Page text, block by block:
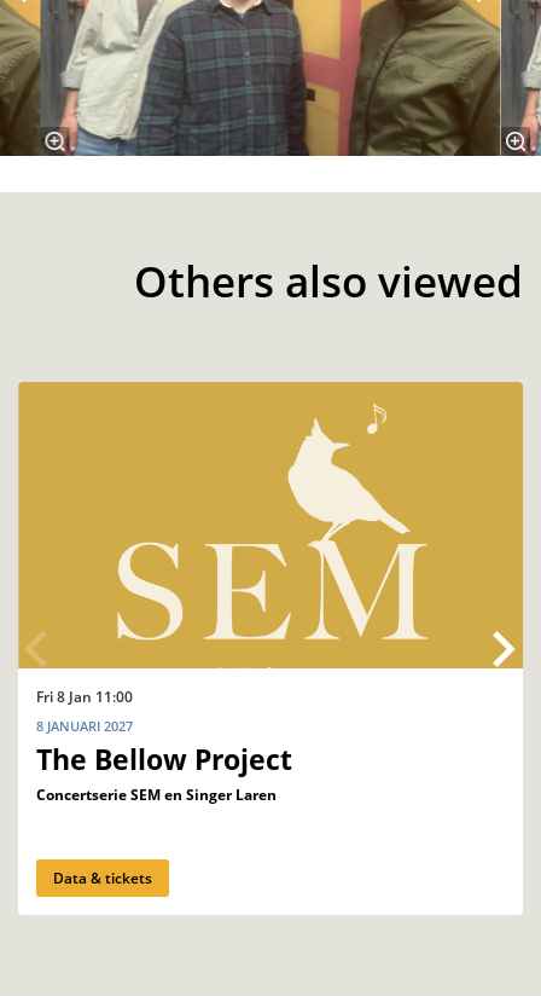
Others also viewed
The Bellow Project
Concertserie SEM en Singer Laren
8 JANUARI 2027
Fri 8 Jan 11:00
Data & tickets